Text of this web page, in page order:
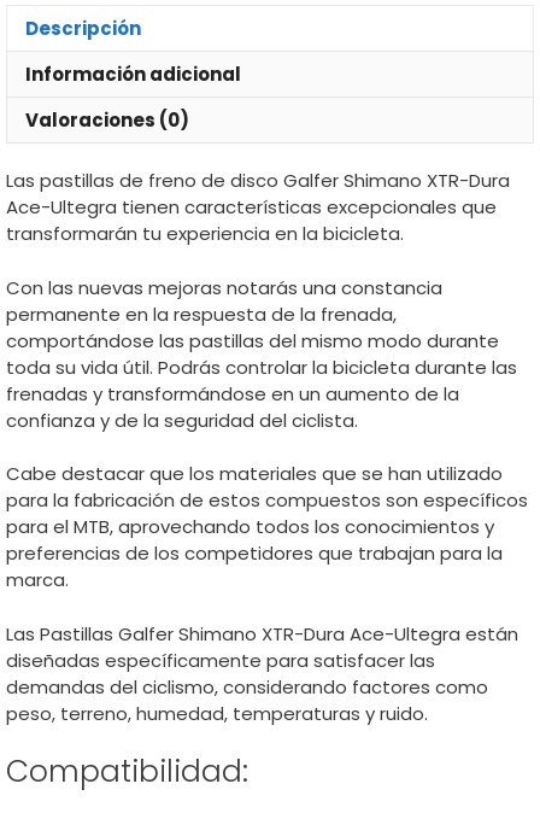
Ultegra
cantidad
Descripción
Información adicional
Valoraciones (0)
Las pastillas de freno de disco Galfer Shimano XTR-Dura
Ace-Ultegra tienen características excepcionales que
transformarán tu experiencia en la bicicleta.
Con las nuevas mejoras notarás una constancia
permanente en la respuesta de la frenada,
comportándose las pastillas del mismo modo durante
toda su vida útil. Podrás controlar la bicicleta durante las
frenadas y transformándose en un aumento de la
confianza y de la seguridad del ciclista.
Cabe destacar que los materiales que se han utilizado
para la fabricación de estos compuestos son específicos
para el MTB, aprovechando todos los conocimientos y
preferencias de los competidores que trabajan para la
marca.
Las Pastillas Galfer Shimano XTR-Dura Ace-Ultegra están
diseñadas específicamente para satisfacer las
demandas del ciclismo, considerando factores como
peso, terreno, humedad, temperaturas y ruido.
Compatibilidad: